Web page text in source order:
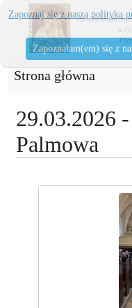
Strona główna
29.03.2026
Palmowa
Zapoznaj się z naszą polityka
Zapoznałam(em) się z